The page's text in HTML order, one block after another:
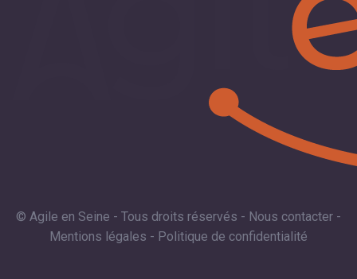
© Agile en Seine - Tous droits réservés - Nous contacter -
Mentions légales - Politique de confidentialité